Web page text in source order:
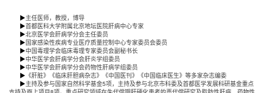
▶主任医师，教授，博导
▶首都医科大学附属北京地坛医院肝病中心专家
▶北京医学会肝病学分会主任委员
▶ 国家感染性疾病专业医疗质量控制中心专家委员会委员
▶中国毒理学会临床毒理专家委员会副秘书长
▶中华医学会肝病学分会肝炎学组委员
▶中华医学会肝病学分会药物性肝病学组委员
▶ 《肝脏》《临床肝胆病杂志》《中国医刊》《中国临床医生》等多家杂志编委
▶主持及参与国家自然科学基金5项，主持及参与北京市科委及首都医学发展科研基金重点